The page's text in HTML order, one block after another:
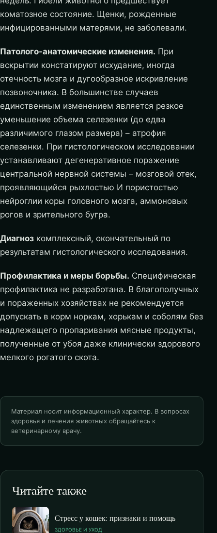
коматозное состояние. Щенки, рожденные
инфицированными матерями, не заболевали.
Патолого-анатомические изменения. При
вскрытии констатируют исхудание, иногда
отечность мозга и дугообразное искривление
позвоночника. В большинстве случаев
единственным изменением является резкое
уменьшение объема селезенки (до едва
различимого глазом размера) – атрофия
селезенки. При гистологическом исследовании
устанавливают дегенеративное поражение
центральной нервной системы – мозговой отек,
проявляющийся рыхлостью И пористостью
нейроглии коры головного мозга, аммоновых
рогов и зрительного бугра.
Диагноз комплексный, окончательный по
результатам гистологического исследования.
Профилактика и меры борьбы. Специфическая
профилактика не разработана. В благополучных
и пораженных хозяйствах не рекомендуется
допускать в корм норкам, хорькам и соболям без
надлежащего пропаривания мясные продукты,
полученные от убоя даже клинически здорового
мелкого рогатого скота.
Материал носит информационный характер. В вопросах
здоровья и лечения животных обращайтесь к
ветеринарному врачу.
Читайте также
Стресс у кошек: признаки и помощь
ЗДОРОВЬЕ И УХОД